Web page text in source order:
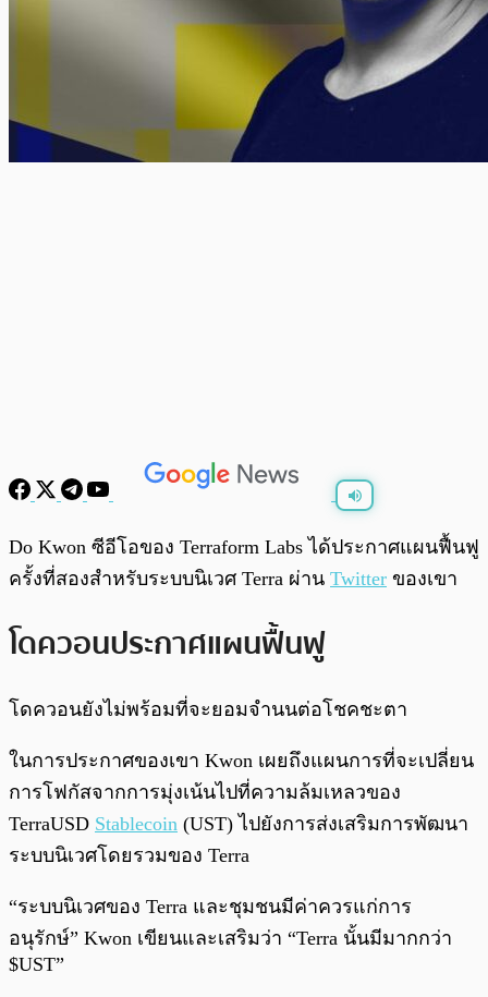
พร้อมเล่น
Do Kwon ซีอีโอของ Terraform Labs ได้ประกาศแผนฟื้นฟู
ครั้งที่สองสำหรับระบบนิเวศ Terra ผ่าน Twitter ของเขา
โดควอนประกาศแผนฟื้นฟู
โดควอนยังไม่พร้อมที่จะยอมจำนนต่อโชคชะตา
ในการประกาศของเขา Kwon เผยถึงแผนการที่จะเปลี่ยน
การโฟกัสจากการมุ่งเน้นไปที่ความล้มเหลวของ
TerraUSD Stablecoin (UST) ไปยังการส่งเสริมการพัฒนา
ระบบนิเวศโดยรวมของ Terra
“ระบบนิเวศของ Terra และชุมชนมีค่าควรแก่การ
อนุรักษ์” Kwon เขียนและเสริมว่า “Terra นั้นมีมากกว่า
$UST”